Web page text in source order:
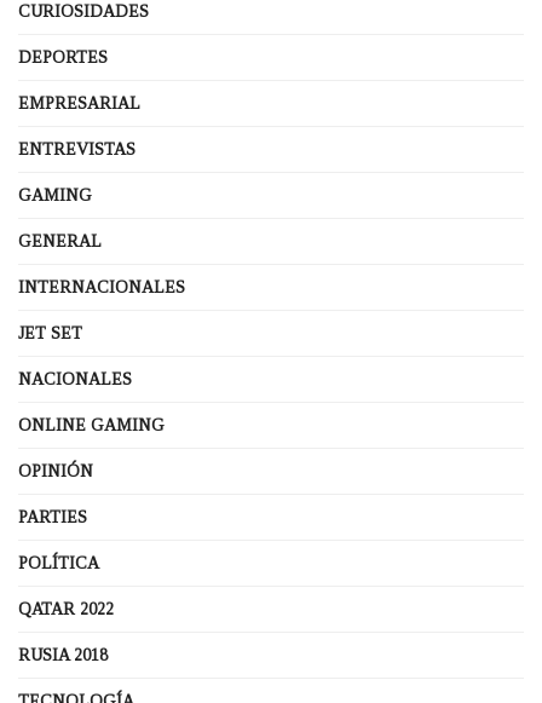
CURIOSIDADES
DEPORTES
EMPRESARIAL
ENTREVISTAS
GAMING
GENERAL
INTERNACIONALES
JET SET
NACIONALES
ONLINE GAMING
OPINIÓN
PARTIES
POLÍTICA
QATAR 2022
RUSIA 2018